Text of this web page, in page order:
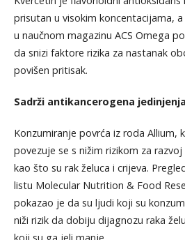
prisutan u visokim koncentacijama,
u naučnom magazinu ACS Omega
da snizi faktore rizika za nastanak
povišen pritisak.
Sadrži antikancerogena jedinjenja
Konzumiranje povrća iz roda Allium,
povezuje se s nižim rizikom za
kao što su rak želuca i crijeva.
listu Molecular Nutrition & Food
pokazao je da su ljudi koji su
niži rizik da dobiju dijagnozu raka
koji su ga jeli manje.